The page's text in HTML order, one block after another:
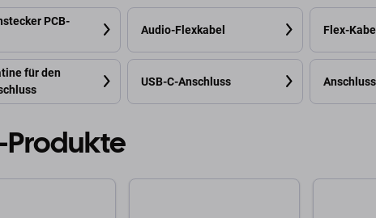
PCB-
Audio-Flexkabel Flex-
für den
USB-C-Anschluss Anschluss
Produkte